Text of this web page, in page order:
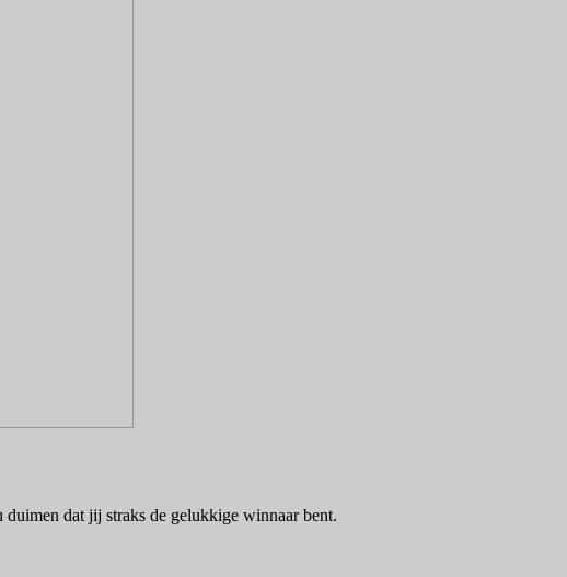
dat jij straks de gelukkige winnaar bent.